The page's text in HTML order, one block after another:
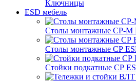
Ключницы
ESD мебель
Столы монтажные СР-М
Столы монтажные СР
Стойки подкатные СР